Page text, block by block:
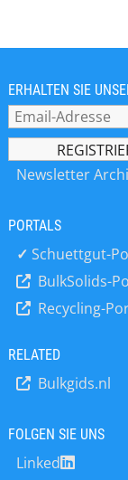
ERHALTEN SIE
Newsletter
PORTALS
✓ Schuettgut-
BulkSolids-
Recycling-
RELATED
Bulkgids.nl
FOLGEN SIE UNS
Linked